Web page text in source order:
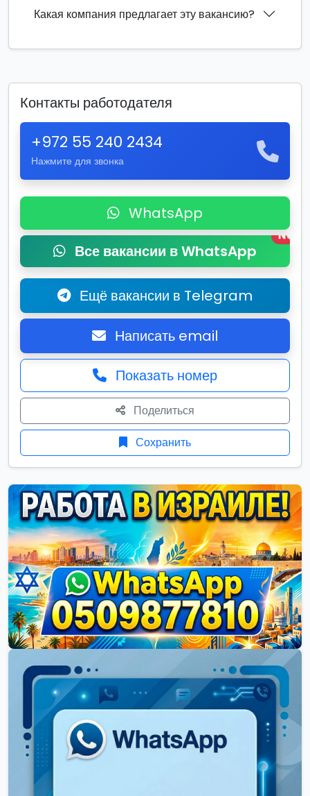
Какая компания предлагает эту вакансию?
Контакты работодателя
+972 55 240 2434
Нажмите для звонка
WhatsApp
Все вакансии в WhatsApp
New
Ещё вакансии в Telegram
Написать email
Показать номер
Поделиться
Сохранить